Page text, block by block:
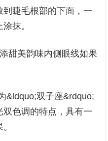
睫毛根部的下面，一
抹。
甜美韵味内侧眼线如果
&ldquo;双子座&rdquo;
色调的特点，具有一